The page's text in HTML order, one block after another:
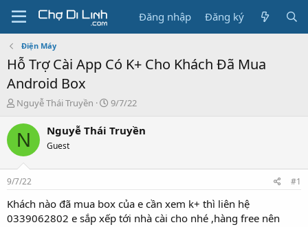
Đăng nhập Đăng ký
Điện Máy
Hỗ Trợ Cài App Có K+ Cho Khách Đã Mua
Android Box
T
r
e
a
s
t
a
r
Nguyễ Thái Truyền
N
à
9/7/22
N Nguyễ Thái Truyền
Guest
9/7/22 #1
Khách nào đã mua box của e cần xem k+ thì liên hệ
0339062802 e sắp xếp tới nhà cài cho nhé ,hàng free nên